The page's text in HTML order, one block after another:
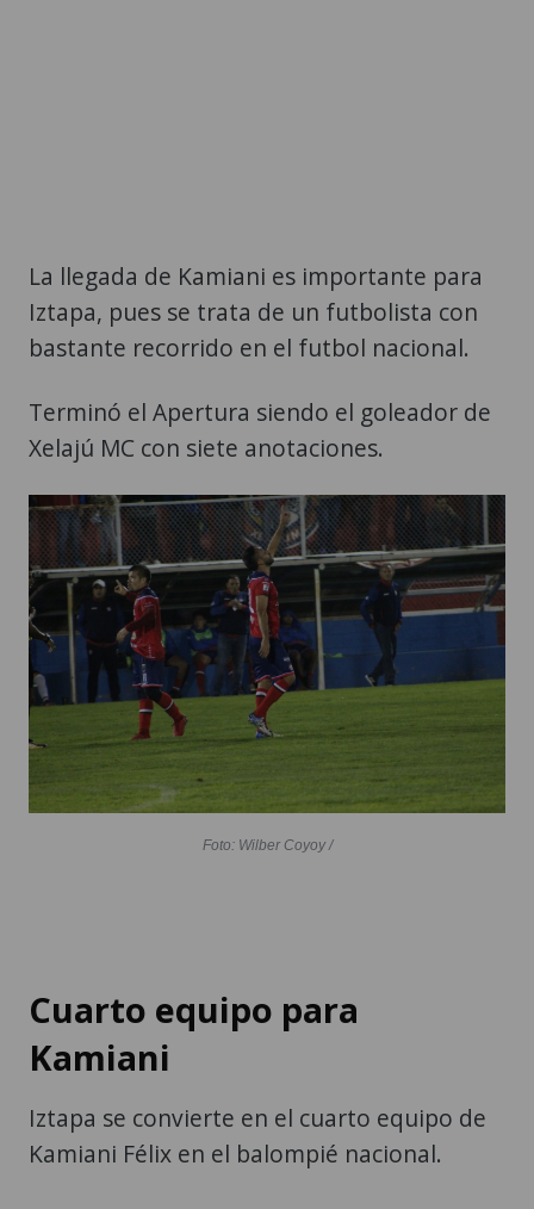
La llegada de Kamiani es importante para
Iztapa, pues se trata de un futbolista con
bastante recorrido en el futbol nacional.
Terminó el Apertura siendo el goleador de
Xelajú MC con siete anotaciones.
Foto: Wilber Coyoy /
Cuarto equipo para
Kamiani
Iztapa se convierte en el cuarto equipo de
Kamiani Félix en el balompié nacional.